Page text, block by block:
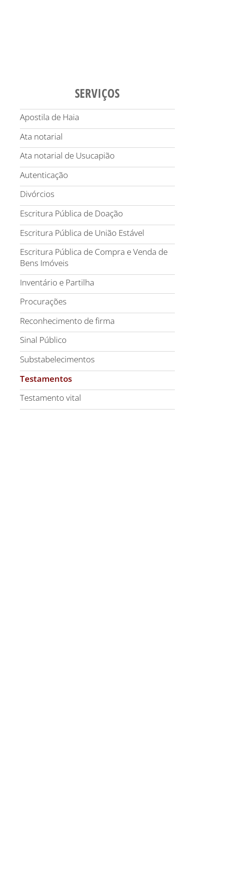
SERVIÇOS
Apostila de Haia
Ata notarial
Ata notarial de Usucapião
Autenticação
Divórcios
Escritura Pública de Doação
Escritura Pública de União Estável
Escritura Pública de Compra e Venda de
Bens Imóveis
Inventário e Partilha
Procurações
Reconhecimento de firma
Sinal Público
Substabelecimentos
Testamentos
Testamento vital